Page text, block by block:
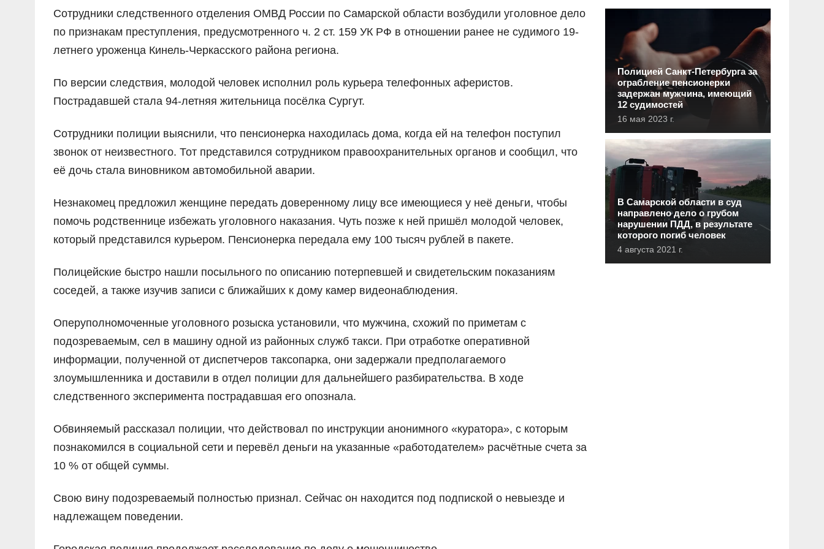
Сотрудники следственного отделения ОМВД России по Самарской области возбудили уголовное дело
по признакам преступления, предусмотренного ч. 2 ст. 159 УК РФ в отношении ранее не судимого 19-
летнего уроженца Кинель-Черкасского района региона.
По версии следствия, молодой человек исполнил роль курьера телефонных аферистов.
Пострадавшей стала 94-летняя жительница посёлка Сургут.
Сотрудники полиции выяснили, что пенсионерка находилась дома, когда ей на телефон поступил
звонок от неизвестного. Тот представился сотрудником правоохранительных органов и сообщил, что
её дочь стала виновником автомобильной аварии.
Незнакомец предложил женщине передать доверенному лицу все имеющиеся у неё деньги, чтобы
помочь родственнице избежать уголовного наказания. Чуть позже к ней пришёл молодой человек,
который представился курьером. Пенсионерка передала ему 100 тысяч рублей в пакете.
Полицейские быстро нашли посыльного по описанию потерпевшей и свидетельским показаниям
соседей, а также изучив записи с ближайших к дому камер видеонаблюдения.
Оперуполномоченные уголовного розыска установили, что мужчина, схожий по приметам с
подозреваемым, сел в машину одной из районных служб такси. При отработке оперативной
информации, полученной от диспетчеров таксопарка, они задержали предполагаемого
злоумышленника и доставили в отдел полиции для дальнейшего разбирательства. В ходе
следственного эксперимента пострадавшая его опознала.
Обвиняемый рассказал полиции, что действовал по инструкции анонимного «куратора», с которым
познакомился в социальной сети и перевёл деньги на указанные «работодателем» расчётные счета за
10 % от общей суммы.
Свою вину подозреваемый полностью признал. Сейчас он находится под подпиской о невыезде и
надлежащем поведении.
Полицией Санкт-Петербурга за
ограбление пенсионерки
задержан мужчина, имеющий
12 судимостей
16 мая 2023 г.
В Самарской области в суд
направлено дело о грубом
нарушении ПДД, в результате
которого погиб человек
4 августа 2021 г.